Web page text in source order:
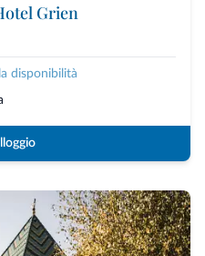
Grien
disponibilità